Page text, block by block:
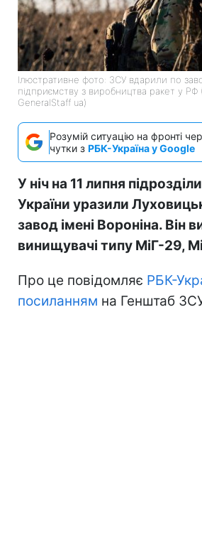
Ілюстративне фото: ЗСУ вдарили по
підприємству з виробництва ракет у
GeneralStaff ua)
Розумій ситуацію на фронті
чутки з РБК-Україна у Google
У ніч на 11 липня
України уразили
завод імені Вороніна. Він
винищувачі типу МіГ-29,
Про це повідомляє РБК-
посиланням на Генштаб